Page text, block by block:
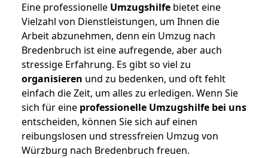
Eine professionelle Umzugshilfe bietet eine
Vielzahl von Dienstleistungen, um Ihnen die
Arbeit abzunehmen, denn ein Umzug nach
Bredenbruch ist eine aufregende, aber auch
stressige Erfahrung. Es gibt so viel zu
organisieren und zu bedenken, und oft fehlt
einfach die Zeit, um alles zu erledigen. Wenn Sie
sich für eine professionelle Umzugshilfe bei uns
entscheiden, können Sie sich auf einen
reibungslosen und stressfreien Umzug von
Würzburg nach Bredenbruch freuen.